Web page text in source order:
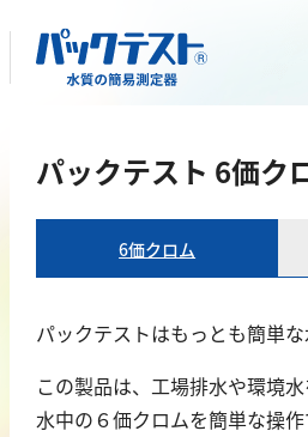
パックテスト 6価ク
6価クロム
パックテストはもっとも簡単な
この製品は、工場排水や環境
水中の６価クロムを簡単な操
ら
製品を探す
目的から
製品を探す
カテゴリ
で探す
金属
亜鉛
カドミウム